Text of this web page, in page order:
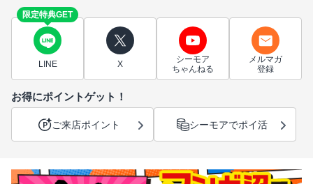
限定特典GET
LINE X
シーモア
ちゃんねる
メルマガ
登録
お得にポイントゲット！
ご来店ポイント シーモアでポイ活